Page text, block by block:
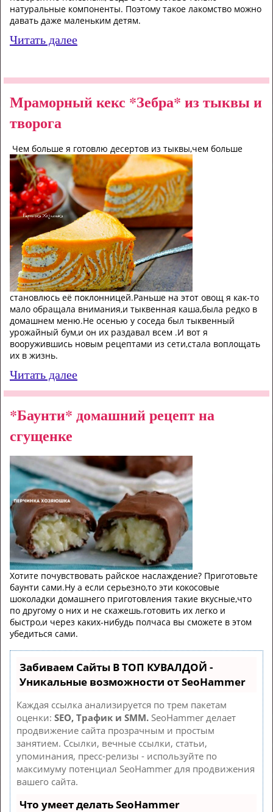
натуральные компоненты. Поэтому такое лакомство можно
давать даже маленьким детям.
Читать далее
Мраморный кекс *Зебра* из тыквы и
творога
Чем больше я готовлю десертов из тыквы,чем больше
становлюсь её поклонницей.Раньше на этот овощ я как-то
мало обращала внимания,и тыквенная каша,была редко в
домашнем меню.Не осенью у соседа был тыквенный
урожайный бум,и он их раздавал всем .И вот я
вооружившись новым рецептами из сети,стала воплощать
их в жизнь.
Читать далее
*Баунти* домашний рецепт на
сгущенке
Хотите почувствовать райское наслаждение? Приготовьте
баунти сами.Ну а если серьезно,то эти кокосовые
шоколадки домашнего приготовления такие вкусные,что
по другому о них и не скажешь.готовить их легко и
быстро,и через каких-нибудь полчаса вы сможете в этом
убедиться сами.
Забиваем Сайты В ТОП КУВАЛДОЙ -
Уникальные возможности от SeoHammer
Каждая ссылка анализируется по трем пакетам
оценки: SEO, Трафик и SMM. SeoHammer делает
продвижение сайта прозрачным и простым
занятием. Ссылки, вечные ссылки, статьи,
упоминания, пресс-релизы - используйте по
максимуму потенциал SeoHammer для продвижения
вашего сайта.
Что умеет делать SeoHammer